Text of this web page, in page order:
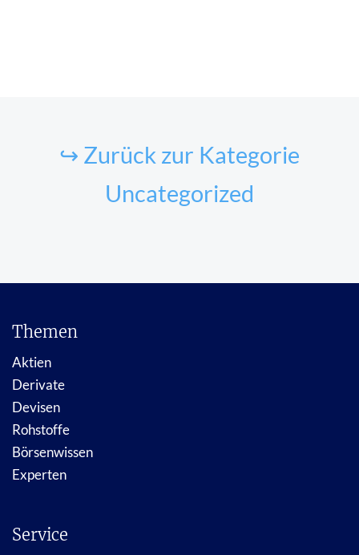
↪ Zurück zur Kategorie
Uncategorized
Themen
Aktien
Derivate
Devisen
Rohstoffe
Börsenwissen
Experten
Service